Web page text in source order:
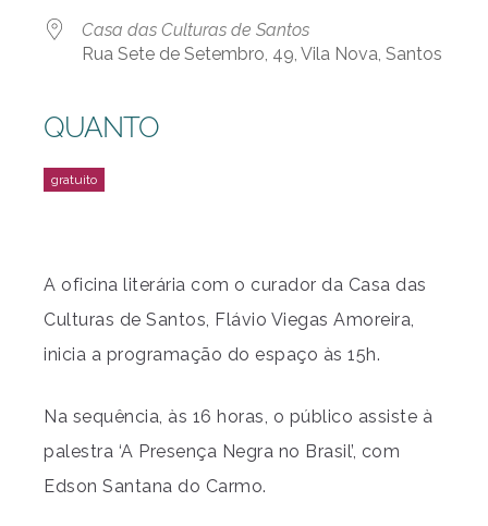
Casa das Culturas de Santos
Rua Sete de Setembro, 49, Vila Nova, Santos
QUANTO
A oficina literária com o curador da Casa das
Culturas de Santos, Flávio Viegas Amoreira,
inicia a programação do espaço às 15h.
Na sequência, às 16 horas, o público assiste à
palestra ‘A Presença Negra no Brasil’, com
Edson Santana do Carmo.